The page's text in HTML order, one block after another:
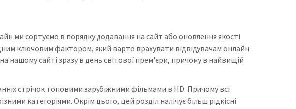
ми сортуємо в порядку додавання на сайт або оновлення якості
ключовим фактором, який варто врахувати відвідувачам онлайн
нашому сайті зразу в день світової прем'єри, причому в найвищій
стрічок топовими зарубіжними фільмами в HD. Причому всі
категоріями. Окрім цього, цей розділ налічує більш рідкісні